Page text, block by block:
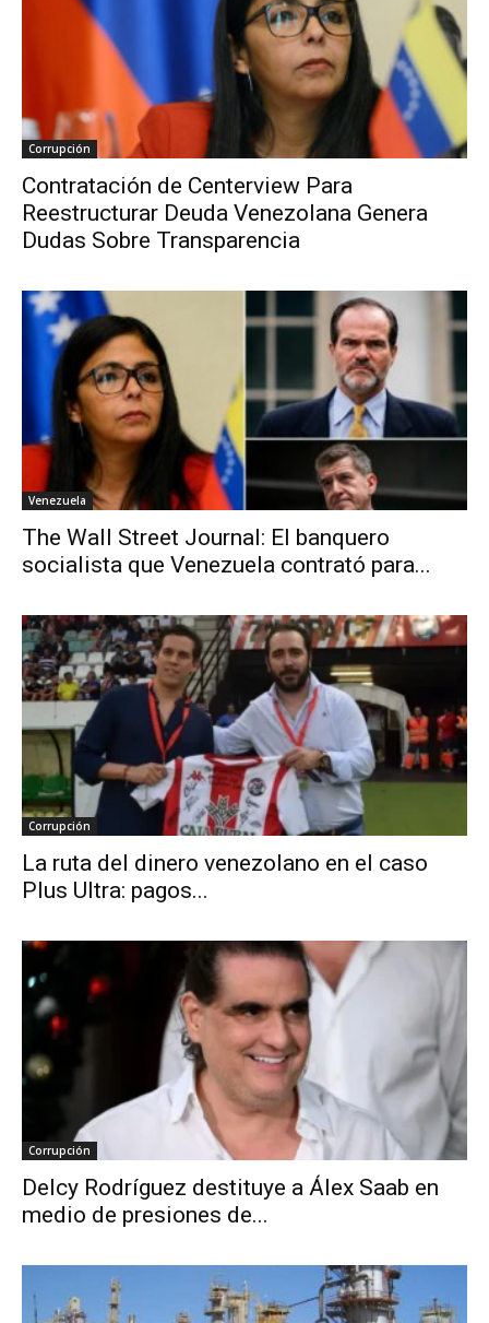
Corrupción
Contratación de Centerview Para
Reestructurar Deuda Venezolana Genera
Dudas Sobre Transparencia
Venezuela
The Wall Street Journal: El banquero
socialista que Venezuela contrató para...
Corrupción
La ruta del dinero venezolano en el caso
Plus Ultra: pagos...
Corrupción
Delcy Rodríguez destituye a Álex Saab en
medio de presiones de...